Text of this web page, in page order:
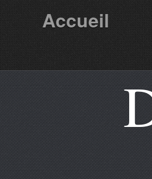
Accueil
Partenaires